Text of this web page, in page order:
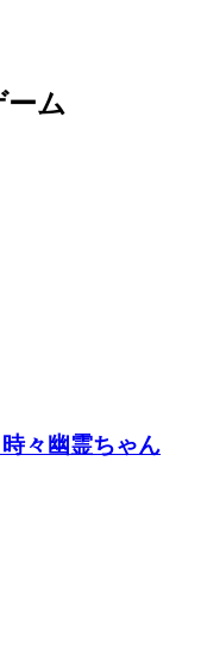
ム
々幽霊ちゃん